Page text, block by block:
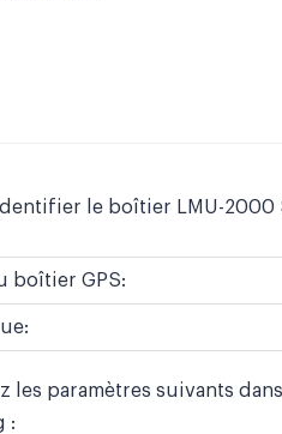
le boîtier LMU-2000
boîtier GPS:
les paramètres suivants
: